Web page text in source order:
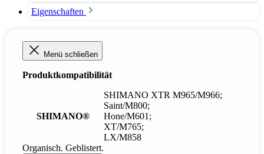
Eigenschaften
Menü schließen
Produktkompatibilität
SHIMANO®
SHIMANO XTR M965/M966;
Saint/M800;
Hone/M601;
XT/M765;
LX/M858
Organisch. Geblistert.